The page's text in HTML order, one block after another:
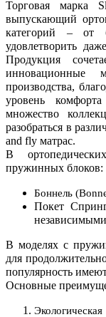
Торговая марка
выпускающий
категорий – от
удовлетворить
Продукция
инновационные
производства,
уровень
множество
разобраться в
and fly матрас.
В
пружинных блоков:
Боннель
Покет
В моделях с
для
популярность
Основные